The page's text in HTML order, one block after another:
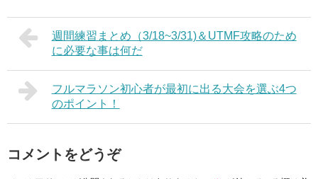
週間練習まとめ（3/18~3/31)＆UTMF攻略のため
に必要な事は何だ
フルマラソン初心者が最初に出る大会を選ぶ4つ
のポイント！
コメントをどうぞ